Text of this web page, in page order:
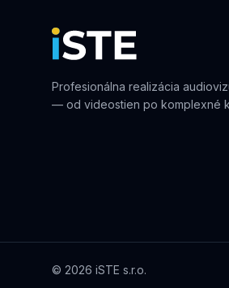
Profesionálna realizácia
— od videostien po komplexné
© 2026 iSTE s.r.o.